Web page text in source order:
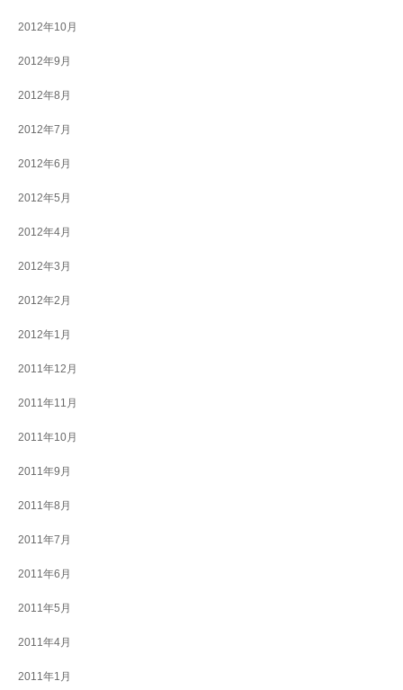
2012年10月
2012年9月
2012年8月
2012年7月
2012年6月
2012年5月
2012年4月
2012年3月
2012年2月
2012年1月
2011年12月
2011年11月
2011年10月
2011年9月
2011年8月
2011年7月
2011年6月
2011年5月
2011年4月
2011年1月